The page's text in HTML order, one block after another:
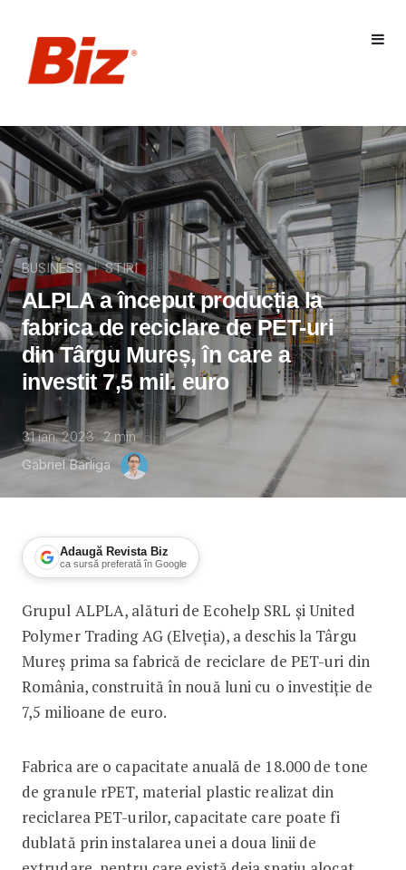
BUSINESS STIRI
ALPLA a început producția la
fabrica de reciclare de PET-uri
din Târgu Mureș, în care a
investit 7,5 mil. euro
31 ian. 2023 2min
Gabriel Barliga
Adaugă Revista Biz
ca sursă preferată în Google
ALPLA a început producția la fabrica
Grupul ALPLA, alături de Ecohelp SRL și United
Polymer Trading AG (Elveția), a deschis la Târgu
Mureș prima sa fabrică de reciclare de PET-uri din
România, construită în nouă luni cu o investiție de
7,5 milioane de euro.
Fabrica are o capacitate anuală de 18.000 de tone
de granule rPET, material plastic realizat din
reciclarea PET-urilor, capacitate care poate fi
dublată prin instalarea unei a doua linii de